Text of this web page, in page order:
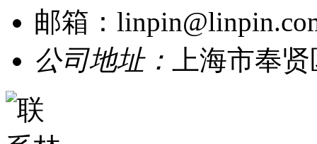
邮箱：
公司地址：
上海市奉